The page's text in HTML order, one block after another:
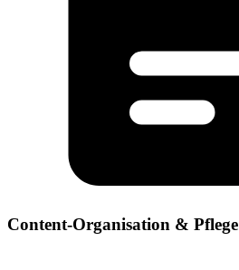
Content-Organisation & Pflege